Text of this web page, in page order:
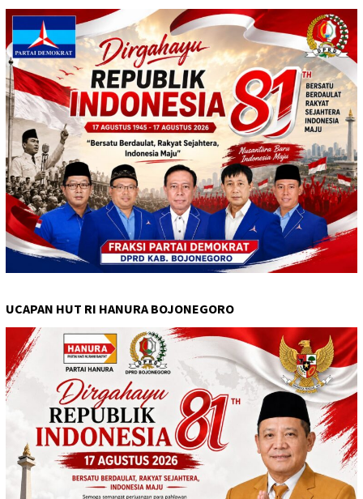
UCAPAN HUT RI HANURA BOJONEGORO